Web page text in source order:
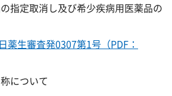
指定取消し及び希少疾病用医薬品の
薬生審査発0307第1号（PDF：
について